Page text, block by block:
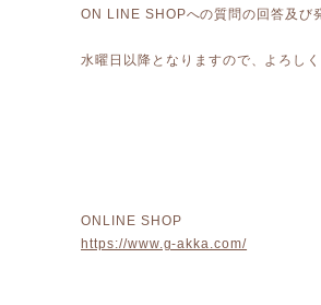
ON LINE SHOPへの質問の回答及び
水曜日以降となりますので、よろし
ONLINE SHOP
https://www.g-akka.com/